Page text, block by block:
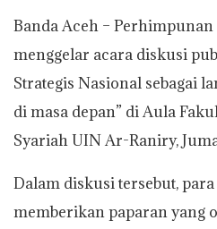
a
t
s
p
c
e
b
o
k
i
t
t
p
y
L
k
a
i
l
Banda Aceh –
menggelar acara diskusi
Strategis Nasional sebagai
di masa depan” di Aula
Syariah UIN Ar-Raniry,
Dalam diskusi tersebut,
memberikan paparan yang